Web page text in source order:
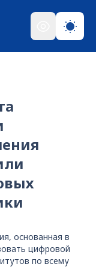
основанная в
цифровой
по всему